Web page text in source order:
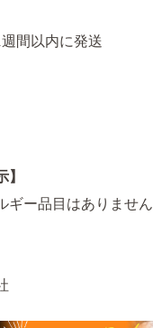
間以内に発送
】
ギー品目はありません